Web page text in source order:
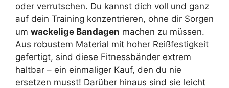
oder verrutschen. Du kannst dich voll und ganz
auf dein Training konzentrieren, ohne dir Sorgen
um wackelige Bandagen machen zu müssen.
Aus robustem Material mit hoher Reißfestigkeit
gefertigt, sind diese Fitnessbänder extrem
haltbar – ein einmaliger Kauf, den du nie
ersetzen musst! Darüber hinaus sind sie leicht